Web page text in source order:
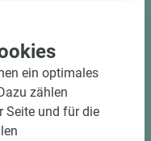
möglich
ein optimales
zählen
Seite und für die